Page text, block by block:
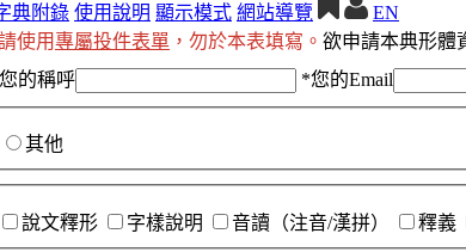
典附錄 使用說明 顯示模式 網站導覽
EN
使用專屬投件表單 ，勿於本表填寫。 欲申請本典形體
您的稱呼 *您的Email
其他
說文釋形 字樣說明 音讀（注音/漢拼） 釋義